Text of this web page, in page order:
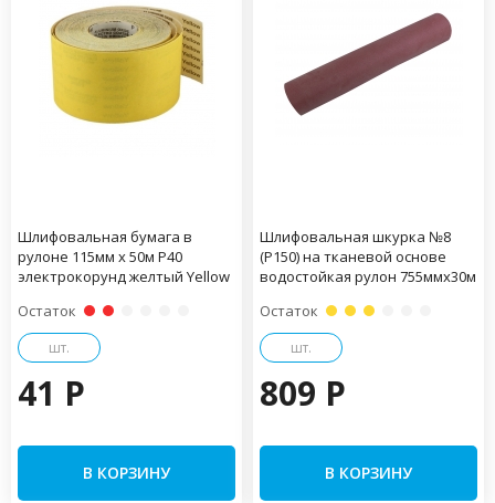
Шлифовальная бумага в
рулоне 115мм х 50м Р40
электрокорунд желтый Yellow
Остаток
шт.
41 P
В КОРЗИНУ
Шлифовальная шкурка №8
(Р150) на тканевой основе
водостойкая рулон 755ммх30м
Остаток
шт.
809 P
В КОРЗИНУ